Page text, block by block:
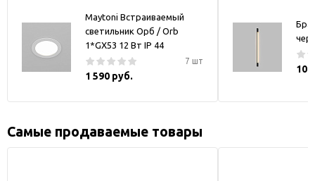
Maytoni Встраиваемый
светильник Орб / Orb
1*GX53 12 Вт IP 44
7 шт
1 590 руб.
Бра
10
Самые продаваемые товары